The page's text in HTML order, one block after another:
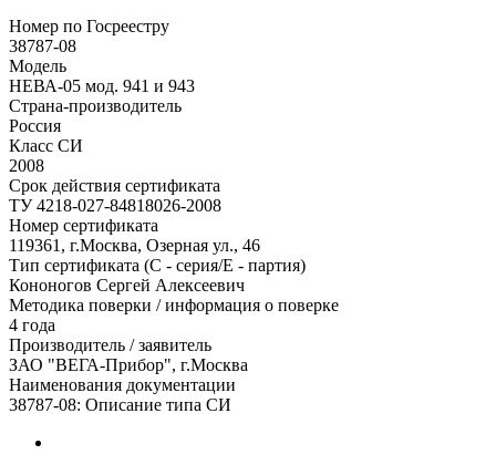
Номер по Госреестру
38787-08
Модель
НЕВА-05 мод. 941 и 943
Страна-производитель
Россия
Класс СИ
2008
Срок действия сертификата
ТУ 4218-027-84818026-2008
Номер сертификата
119361, г.Москва, Озерная ул., 46
Тип сертификата (C - серия/E - партия)
Кононогов Сергей Алексеевич
Методика поверки / информация о поверке
4 года
Производитель / заявитель
ЗАО "ВЕГА-Прибор", г.Москва
Наименования документации
38787-08: Описание типа СИ